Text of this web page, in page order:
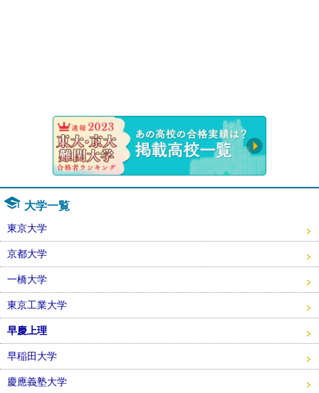
大学一覧
東京大学
京都大学
一橋大学
東京工業大学
早慶上理
早稲田大学
慶應義塾大学